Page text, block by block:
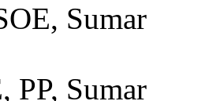
Sumar
PP, Sumar